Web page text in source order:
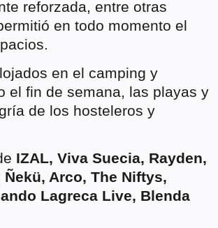
reforzada, entre otras
en todo momento el
en el camping y
el fin de semana, las playas y
de los hosteleros y
IZAL, Viva Suecia, Rayden,
Ñekü, Arco, The Niftys,
Lagreca Live, Blenda